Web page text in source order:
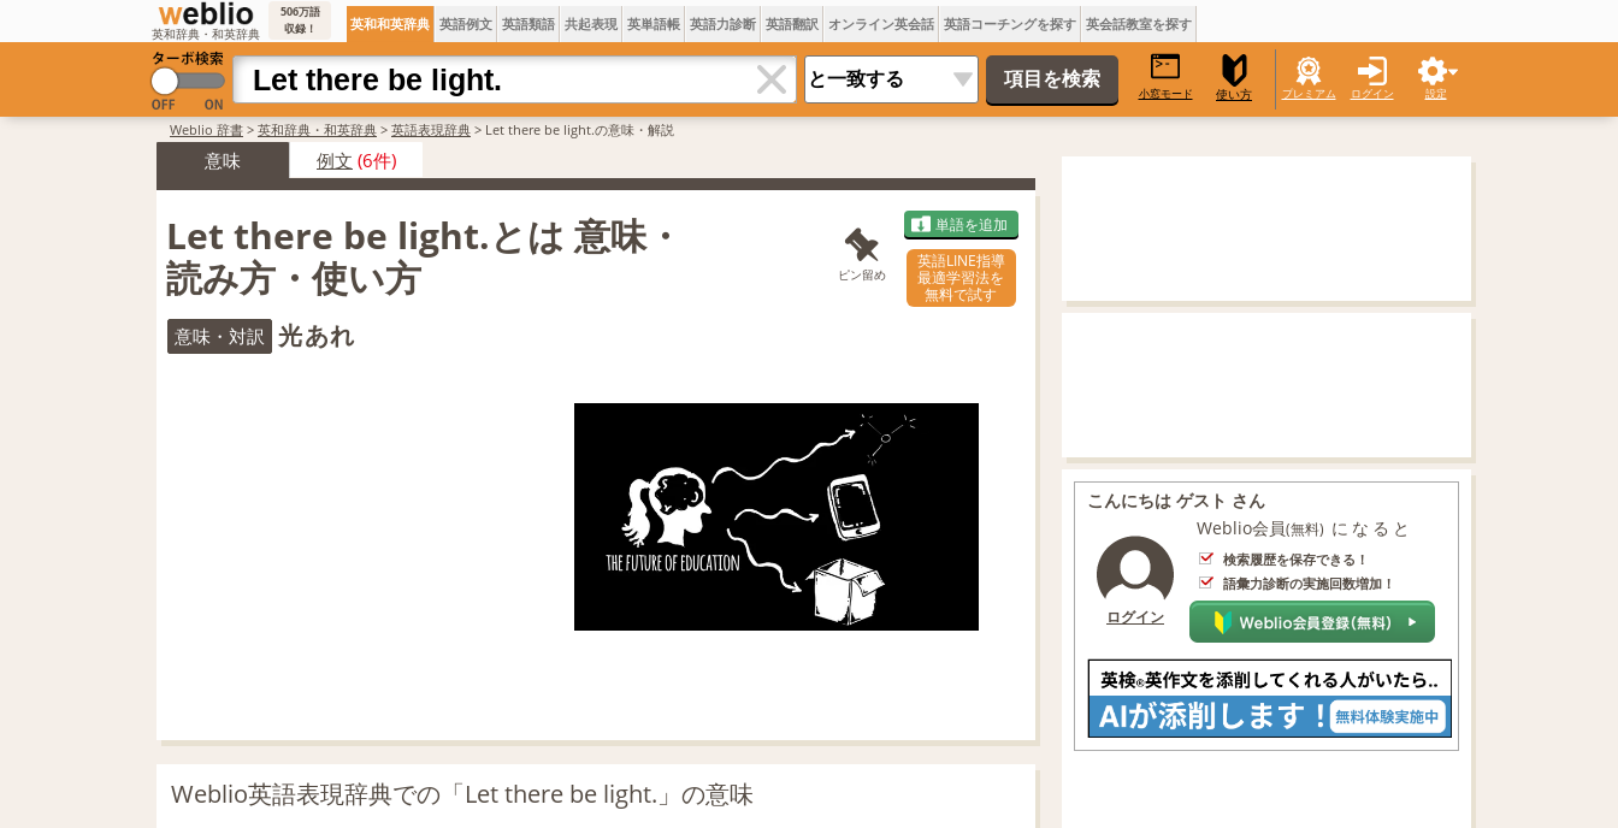
英和辞典・和英辞典
506万語
収録！
英和和英辞典 英語例文 英語類語 共起表現 英単語帳 英語力診断 英語翻訳 オンライン英会話 英語コーチングを探す 英会話教室を探す
小窓モード 使い方 プレミアム ログイン 設定
Weblio 辞書 > 英和辞典・和英辞典 > 英語表現辞典 > Let there be light.の意味・解説
意味 例文 (6件)
Let there be light.とは 意味・
読み方・使い方
ピン留め
単語を追加
英語LINE指導
最適学習法を
無料で試す
意味・対訳 光あれ
Weblio英語表現辞典での「Let there be light.」の意味
こんにちは ゲスト さん
ログイン
Weblio会員(無料) になると
検索履歴を保存できる！
語彙力診断の実施回数増加！